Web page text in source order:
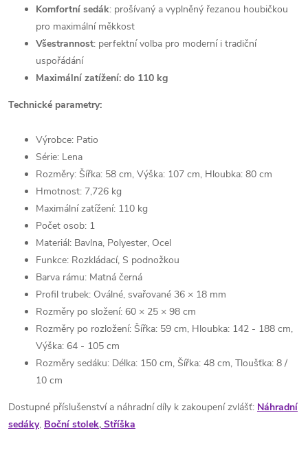
Komfortní sedák: prošívaný a vyplněný řezanou houbičkou
pro maximální měkkost
Všestrannost: perfektní volba pro moderní i tradiční
uspořádání
Maximální zatížení: do 110 kg
Technické parametry:
Výrobce: Patio
Série: Lena
Rozměry: Šířka: 58 cm, Výška: 107 cm, Hloubka: 80 cm
Hmotnost: 7,726 kg
Maximální zatížení: 110 kg
Počet osob: 1
Materiál: Bavlna, Polyester, Ocel
Funkce: Rozkládací, S podnožkou
Barva rámu: Matná černá
Profil trubek: Oválné, svařované 36 × 18 mm
Rozměry po složení: 60 × 25 × 98 cm
Rozměry po rozložení: Šířka: 59 cm, Hloubka: 142 - 188 cm,
Výška: 64 - 105 cm
Rozměry sedáku: Délka: 150 cm, Šířka: 48 cm, Tloušťka: 8 /
10 cm
Dostupné příslušenství a náhradní díly k zakoupení zvlášť: Náhradní
sedáky, Boční stolek, Stříška